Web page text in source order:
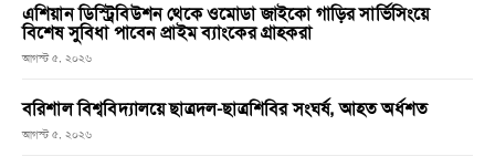
এশিয়ান ডিস্ট্রিবিউশন থেকে ওমোডা জাইকো গাড়ির সার্ভিসিংয়ে
বিশেষ সুবিধা পাবেন প্রাইম ব্যাংকের গ্রাহকরা
আগস্ট ৫, ২০২৬
বরিশাল বিশ্ববিদ্যালয়ে ছাত্রদল-ছাত্রশিবির সংঘর্ষ, আহত অর্ধশত
আগস্ট ৫, ২০২৬